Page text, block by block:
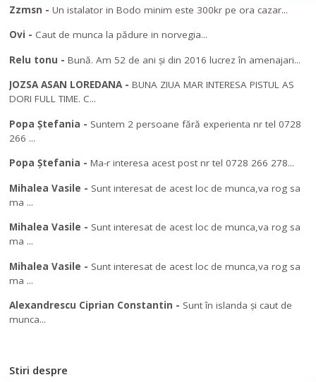
Zzmsn -Un istalator in Bodo minim este 300kr pe ora cazar...
Ovi - Caut de munca la pădure in norvegia...
Relu tonu -Bună. Am 52 de ani și din 2016 lucrez în amenajari...
JOZSA ASAN LOREDANA-BUNA ZIUA MAR INTERESA PISTUL AS
DORI FULL TIME. C...
Popa Ștefania - Suntem 2 persoane fără experienta nr tel 0728
266 ...
Popa Ștefania -Ma-r interesa acest post nr tel 0728 266 278...
Mihalea Vasile - Sunt interesat de acest loc de munca,va rog sa
ma ...
Mihalea Vasile - Sunt interesat de acest loc de munca,va rog sa
ma ...
Mihalea Vasile - Sunt interesat de acest loc de munca,va rog sa
ma ...
Alexandrescu Ciprian Constantin - Sunt în islanda și caut de
munca...
Stiri despre